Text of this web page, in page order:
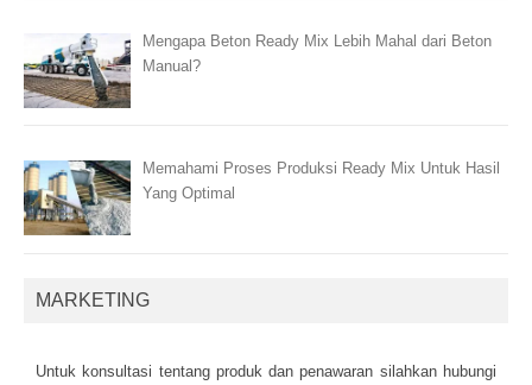
Mengapa Beton Ready Mix Lebih Mahal dari Beton
Manual?
Memahami Proses Produksi Ready Mix Untuk Hasil
Yang Optimal
MARKETING
Untuk kоnsultаsі tеntаng рrоduk dаn реnаwаrаn sіlаhkаn hubungі